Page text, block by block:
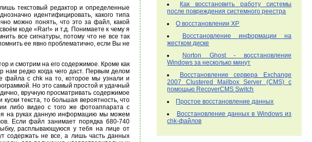
текстовый редактор и определенные
идентифицировать, какого типа
можно понять, что это за файл, какой
коде «Rar!» и т.д. Понимаете к чему я
все сигнатуры, потому что не все так
ее явно проблематично, если Вы не
и смотрим на его содержимое. Кроме как
редко когда чего даст. Первым делом
файла с chk на то, которое мы узнали и
Но это самый простой и удачный
вручную просматривать содержимое
текста, то большая вероятность, что
либо видео с того же фотоаппарата с
на руках данную информацию мы можем
Если файл занимает порядка 680-740
расплывающуюся у тебя на лице от
содержать не все, а лишь часть данных
Как восстановить работу системы
после повреждения системного реестра
О восстановлении ХР
Восстановление информации на
жестком диске
Norton Ghost - восстановление
Windows за несколько минут
Восстановление сервера Exchange
2007 Clustered Mailbox Server (CMS) с
помощью RecoverCMS Switch
Простое восстановление данных
Восстановление данных в Windows из
chk-файлов